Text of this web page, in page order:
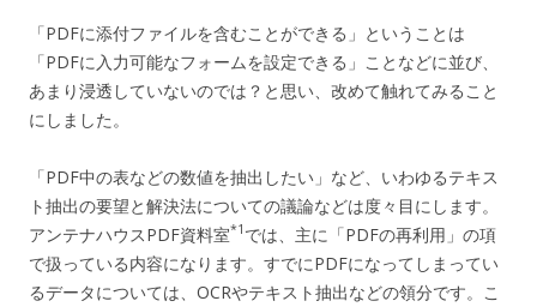
「PDFに添付ファイルを含むことができる」ということは
「PDFに入力可能なフォームを設定できる」ことなどに並び、
あまり浸透していないのでは？と思い、改めて触れてみること
にしました。
「PDF中の表などの数値を抽出したい」など、いわゆるテキス
ト抽出の要望と解決法についての議論などは度々目にします。
アンテナハウスPDF資料室*1 では、主に「PDFの再利用」の項
で扱っている内容になります。すでにPDFになってしまってい
るデータについては、OCRやテキスト抽出などの領分です。こ